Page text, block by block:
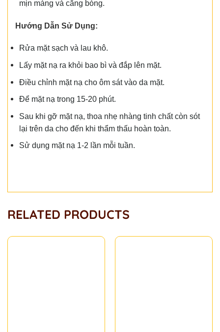
mịn màng và căng bóng.
Hướng Dẫn Sử Dụng:
Rửa mặt sạch và lau khô.
Lấy mặt nạ ra khỏi bao bì và đắp lên mặt.
Điều chỉnh mặt nạ cho ôm sát vào da mặt.
Để mặt nạ trong 15-20 phút.
Sau khi gỡ mặt nạ, thoa nhẹ nhàng tinh chất còn sót
lại trên da cho đến khi thẩm thấu hoàn toàn.
Sử dụng mặt nạ 1-2 lần mỗi tuần.
RELATED PRODUCTS